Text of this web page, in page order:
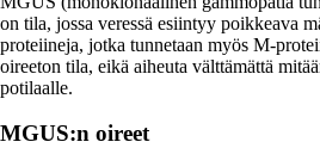
on tila, jossa veressä esiintyy poikkeava
proteiineja, jotka tunnetaan myös M-
oireeton tila, eikä aiheuta välttämättä
potilaalle.
MGUS:n oireet